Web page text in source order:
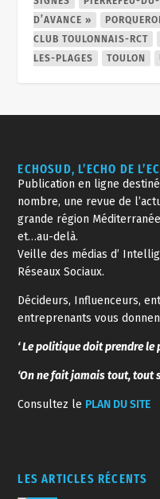
D’AVANCE »
CLUB TOULONNAIS-RCT
LES-PLAGES
TOULON
ECHOSUD, L’ECHO DE
Publication en ligne
nombre, une revue de
grande région
et…au-delà.
Veille des médias d’
Réseaux Sociaux.
Décideurs, Influenceurs,
entreprenants vous
‘ Le politique doit prendre le
‘On ne fait jamais tout, tout
Consultez le PLAN DU SITE
LES ARTICLES RÉCENTS